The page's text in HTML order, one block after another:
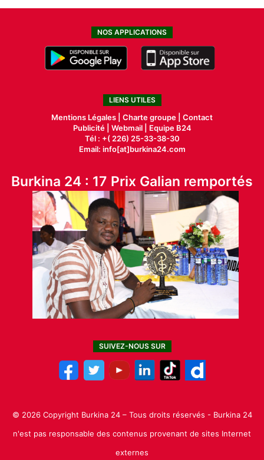
NOS APPLICATIONS
LIENS UTILES
Mentions Légales | Charte groupe | Contact
Publicité| Webmail |
Equipe B24
Tél : +( 226) 25-33-38-30
Email: info[at]burkina24.com
Burkina 24 : 17 Prix Galian remportés
SUIVEZ-NOUS SUR
© 2026 Copyright Burkina 24 – Tous droits réservés - Burkina 24
n'est pas responsable des contenus provenant de sites Internet
externes